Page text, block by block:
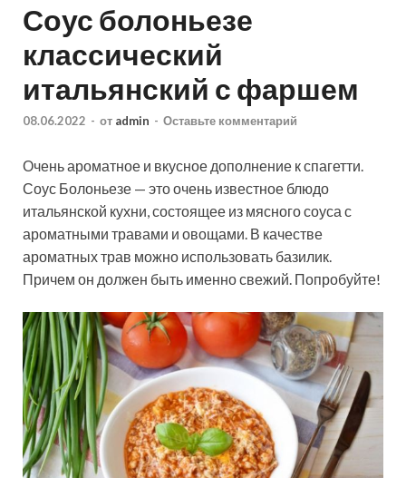
Соус болоньезе
классический
итальянский с фаршем
08.06.2022 - от admin - Оставьте комментарий
Очень ароматное и вкусное дополнение к спагетти.
Соус Болоньезе — это очень известное блюдо
итальянской кухни, состоящее из мясного соуса с
ароматными травами и овощами. В качестве
ароматных трав можно использовать базилик.
Причем он должен быть именно свежий. Попробуйте!